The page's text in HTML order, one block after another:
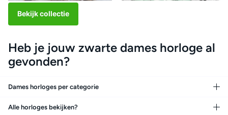
Bekijk collectie
Heb je jouw zwarte dames horloge al
gevonden?
Dames horloges per categorie
Alle horloges bekijken?